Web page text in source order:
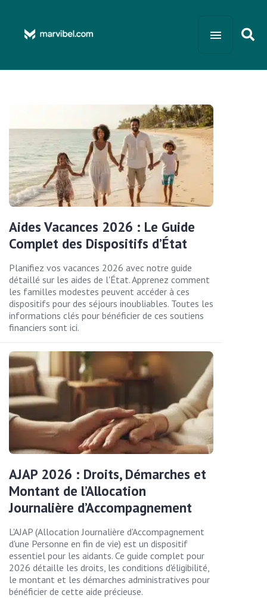
Aides Vacances 2026 : Le Guide
Complet des Dispositifs d’État
Planifiez vos vacances 2026 avec notre guide
détaillé sur les aides de l'État. Apprenez comment
les familles modestes peuvent accéder à ces
dispositifs pour des séjours inoubliables. Toutes les
informations clés pour bénéficier de ces soutiens
financiers sont ici.
AJAP 2026 : Droits, Démarches et
Montant de l’Allocation
Journalière d’Accompagnement
L'AJAP (Allocation Journalière d'Accompagnement
d'une Personne en fin de vie) est un dispositif
essentiel pour les aidants. Ce guide complet pour
2026 détaille les droits, les conditions d'éligibilité,
le montant et les démarches administratives pour
bénéficier de cette aide précieuse.